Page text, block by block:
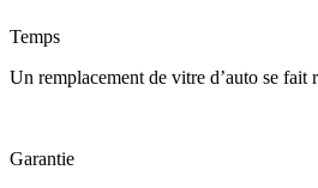
Temps
Un remplacement de vitre d’auto se fait
Garantie